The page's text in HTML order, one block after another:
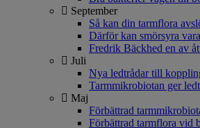
September
Så kan din tarmflora
Därför kan smörsyra
Fredrik Bäckhed en av
Juli
Nya ledtrådar till
Tarmmikrobiotan ger
Maj
Förbättrad
Förbättrad tarmflora vid